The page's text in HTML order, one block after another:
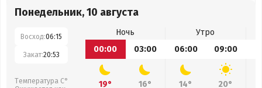
Понедельник, 10 августа
Восход:06:15
Закат:20:53
Температура С°
Ночь
Утро
00:00
03:00 06:00 09:00
19° 16° 14° 20°